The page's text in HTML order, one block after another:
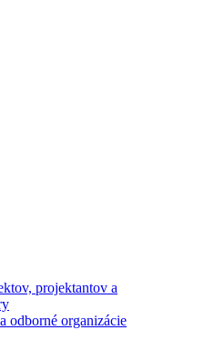
projektantov a
odborné organizácie